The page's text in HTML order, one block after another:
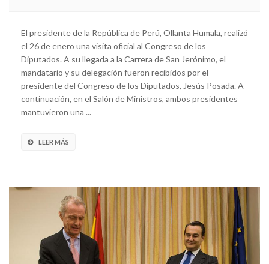
El presidente de la República de Perú, Ollanta Humala, realizó
el 26 de enero una visita oficial al Congreso de los
Diputados. A su llegada a la Carrera de San Jerónimo, el
mandatario y su delegación fueron recibidos por el
presidente del Congreso de los Diputados, Jesús Posada. A
continuación, en el Salón de Ministros, ambos presidentes
mantuvieron una ...
LEER MÁS